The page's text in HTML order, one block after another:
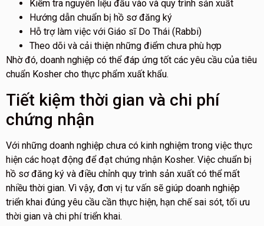
Kiểm tra nguyên liệu đầu vào và quy trình sản xuất
Hướng dẫn chuẩn bị hồ sơ đăng ký
Hỗ trợ làm việc với Giáo sĩ Do Thái (Rabbi)
Theo dõi và cải thiện những điểm chưa phù hợp
Nhờ đó, doanh nghiệp có thể đáp ứng tốt các yêu cầu của tiêu
chuẩn Kosher cho thực phẩm xuất khẩu.
Tiết kiệm thời gian và chi phí
chứng nhận
Với những doanh nghiệp chưa có kinh nghiệm trong việc thực
hiện các hoạt động để đạt chứng nhận Kosher. Việc chuẩn bị
hồ sơ đăng ký và điều chỉnh quy trình sản xuất có thể mất
nhiều thời gian. Vì vậy, đơn vị tư vấn sẽ giúp doanh nghiệp
triển khai đúng yêu cầu cần thực hiện, hạn chế sai sót, tối ưu
thời gian và chi phí triển khai.